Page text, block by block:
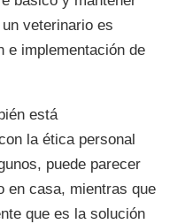
veterinario es
e implementación de
está
la ética personal
puede parecer
en casa, mientras que
que es la solución